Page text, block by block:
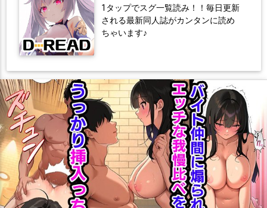
1タップでスグ一覧読み！！毎日更新
される最新同人誌がカンタンに読め
ちゃいます♪